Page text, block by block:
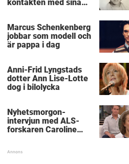
kontakten med sina
Marcus Schenkenberg
jobbar som modell och
är pappa i dag
Anni-Frid Lyngstads
dotter Ann Lise-Lotte
dog i bilolycka
Nyhetsmorgon-
intervjun med ALS-
forskaren Caroline